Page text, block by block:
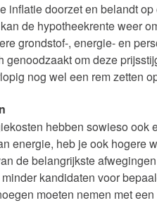
inflatie doorzet en belandt
de hypotheekrente weer
grondstof-, energie- en
genoodzaakt om deze
nog wel een rem zetten
hebben sowieso ook
energie, heb je ook hogere
de belangrijkste
kandidaten voor
moeten nemen met een